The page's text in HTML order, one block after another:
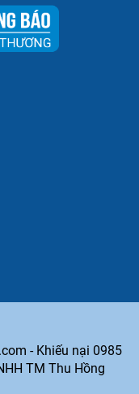
- Khiếu nại 0985
TM Thu Hồng